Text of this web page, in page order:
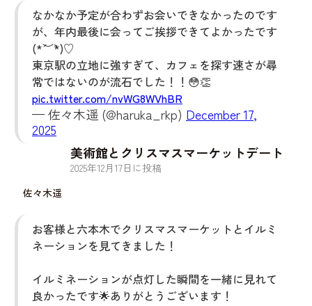
なかなか予定が合わずお会いできなかったのです
が、年内最後に会ってご挨拶できてよかったです
(*´︶`*)♡
東京駅の立地に強すぎて、カフェを探す速さが尋
常ではないのが流石でした！！😳👏
pic.twitter.com/nvWG8WVhBR
— 佐々木遥 (@haruka_rkp) December 17,
2025
佐々木遥
美術館とクリスマスマーケットデート
2025年12月 17日に投稿
お客様と六本木でクリスマスマーケットとイルミ
ネーションを見てきました！
イルミネーションが点灯した瞬間を一緒に見れて
良かったです🌟ありがとうございます！